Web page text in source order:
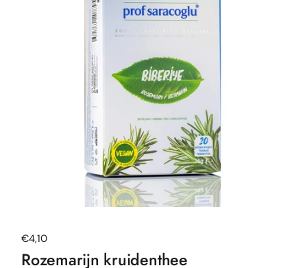
Normale prijs
€4,10
Rozemarijn kruidenthee